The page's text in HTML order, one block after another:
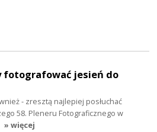
fotografować jesień do
- zresztą najlepiej posłuchać
58. Pleneru Fotograficznego w
» więcej